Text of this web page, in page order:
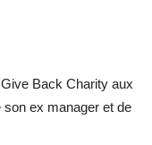
Back Charity aux
ex manager et de